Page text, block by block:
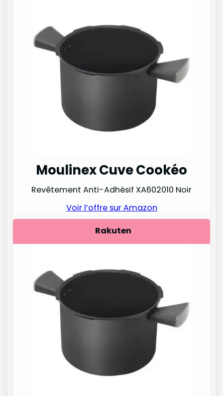
Moulinex Cuve Cookéo
Revêtement Anti-Adhésif XA602010 Noir
Voir l’offre sur Amazon
Rakuten